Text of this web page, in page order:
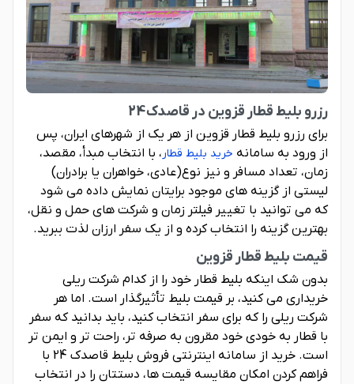
رزرو بلیط قطار قزوین در قاصدک24
برای رزرو بلیط قطار قزوین از هر یک از شهرهای ایران، پس
از ورود به سامانه خرید بلیط قطار ، با انتخاب مبدأ، مقصد،
زمان، تعداد مسافر و نیز نوع(عادی، خواهران یا برادران)
لیستی از گزینه های موجود برایتان نمایش داده می شود
که می توانید با تغییر فیلتر زمان و شرکت های حمل و نقل،
بهترین گزینه را انتخاب کرده و از یک سفر ارزان لذت ببرید.
قیمت بلیط قطار قزوین
بدون شک اینکه بلیط قطار خود را از کدام شرکت ریلی
خریداری می کنید، بر قیمت بلیط تأثیرگذار است. اما هر
شرکت ریلی را که برای سفر انتخاب کنید، باید بدانید که سفر
با قطار به خودی خود مقرون به صرفه تر، راحت تر و ایمن تر
است. خرید از سامانه اینترنتی فروش بلیط قاصدک 24 با
فراهم کردن امکان مقایسه قیمت ها، دستتان را در انتخاب